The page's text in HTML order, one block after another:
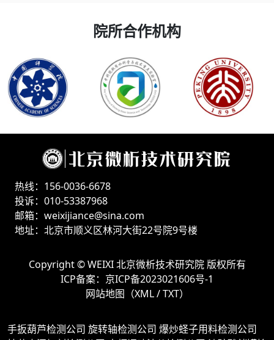
院所合作机构
热线：156-0036-6678
投诉：010-53387968
邮箱：weixijiance@sina.com
地址：北京市顺义区林河大街22号院9号楼
Copyright ©WEIXI 北京微析技术研究院版权所有
ICP备案： 京ICP备2023021606号-1
网站地图（XML/TXT）
手扳葫芦检测公司 旋转轴检测公司 爆炒蛏子用料检测公司